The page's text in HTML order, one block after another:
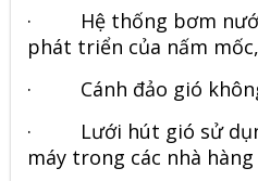
· Hệ thống bơm
phát triển của nấm
· Cánh đảo gió
· Lưới hút gió sử
máy trong các nhà